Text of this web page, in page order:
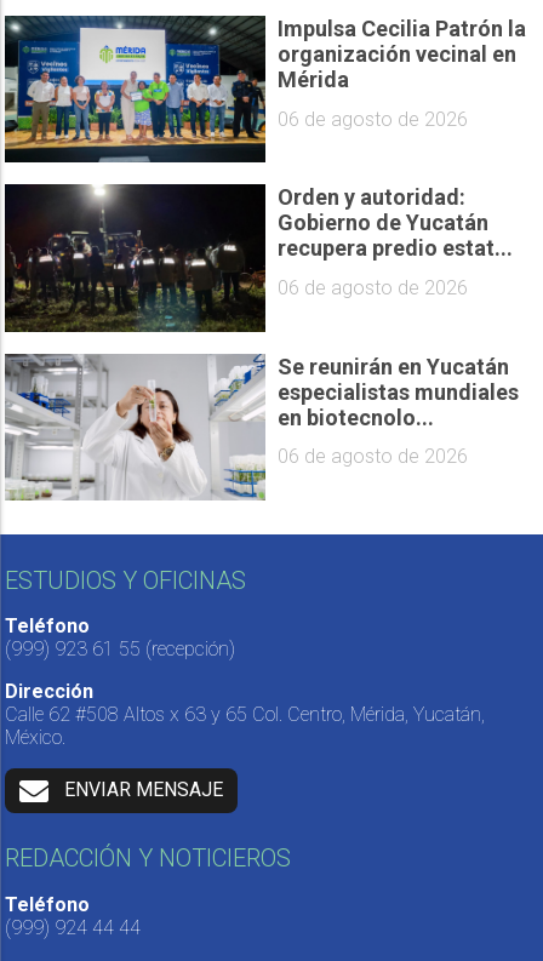
Impulsa Cecilia Patrón la
organización vecinal en
Mérida
06 de agosto de 2026
Orden y autoridad:
Gobierno de Yucatán
recupera predio estat...
06 de agosto de 2026
Se reunirán en Yucatán
especialistas mundiales
en biotecnolo...
06 de agosto de 2026
ESTUDIOS Y OFICINAS
Teléfono
(999) 923 61 55 (recepción)
Dirección
Calle 62 #508 Altos x 63 y 65 Col. Centro, Mérida, Yucatán,
México.
ENVIAR MENSAJE
REDACCIÓN Y NOTICIEROS
Teléfono
(999) 924 44 44